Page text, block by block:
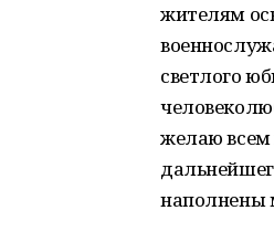
жителям
светлого
желаю всем
наполнены